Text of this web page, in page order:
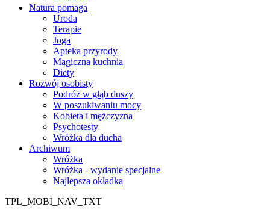
Natura pomaga
Uroda
Terapie
Joga
Apteka przyrody
Magiczna kuchnia
Diety
Rozwój osobisty
Podróż w głąb duszy
W poszukiwaniu mocy
Kobieta i mężczyzna
Psychotesty
Wróżka dla ducha
Archiwum
Wróżka
Wróżka - wydanie specjalne
Najlepsza okładka
TPL_MOBI_NAV_TXT